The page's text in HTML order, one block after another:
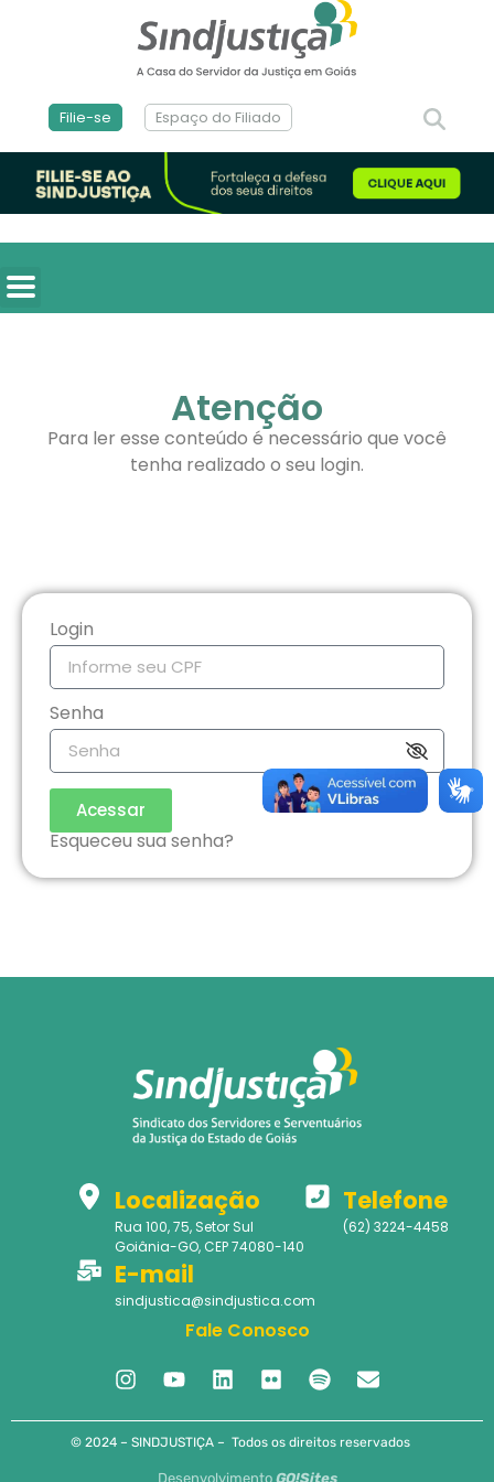
Filie-se Espaço do Filiado
Atenção
Para ler esse conteúdo é necessário que você
tenha realizado o seu login.
Login
Senha
Acessar
Esqueceu sua senha?
Localização
Rua 100, 75, Setor Sul
Goiânia-GO, CEP 74080-140
Telefone
(62) 3224-4458
E-mail
sindjustica@sindjustica.com
Fale Conosco
© 2024 – SINDJUSTIÇA – Todos os direitos reservados
Desenvolvimento GO!Sites